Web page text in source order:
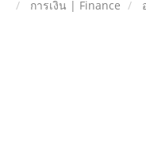
การเงิน | Finance